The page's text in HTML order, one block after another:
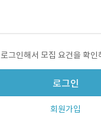
로그인해서 모집 요건을 확인
로그인
회원가입